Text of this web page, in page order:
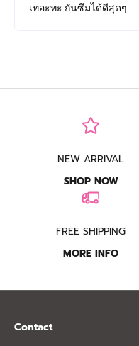
เทอะทะ กันซึมได้ดีสุดๆ
NEW ARRIVAL
SHOP NOW
FREE SHIPPING
MORE INFO
Contact